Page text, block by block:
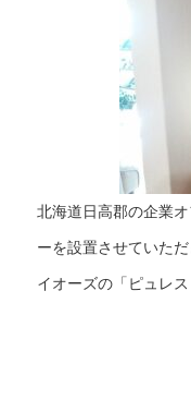
北海道日高郡の企業
ーを設置させていた
イオーズの「ピュレ